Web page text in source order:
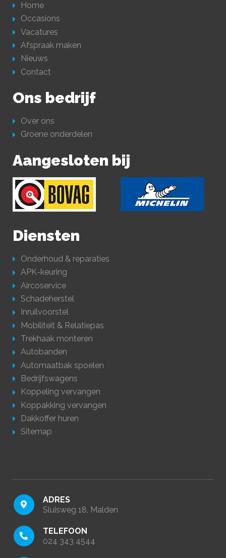
Home
Occasions
Vacatures
Afspraak maken
Nieuws
Contact
Ons bedrijf
Over ons
Groene onderdelen
Aangesloten bij
Diensten
Onderhoud & reparaties
APK-keuring
Aircoservice
Schadeherstel
Inruilvoorstel
Mobiliteit & Relatiepas
Trekhaak monteren
Autobanden
Automaatbak spoelen
Bedrijfswagens
Koppeling vervangen
Koppakking vervangen
Dakkoffer huren
Sitemap
ADRES
Sluisweg 18, Malden
TELEFOON
024 343 4544